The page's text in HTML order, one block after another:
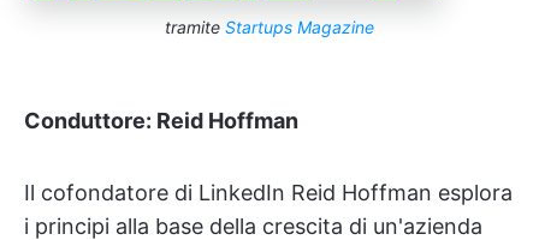
tramite Startups Magazine
Conduttore: Reid Hoffman
Il cofondatore di LinkedIn Reid Hoffman esplora
i principi alla base della crescita di un'azienda